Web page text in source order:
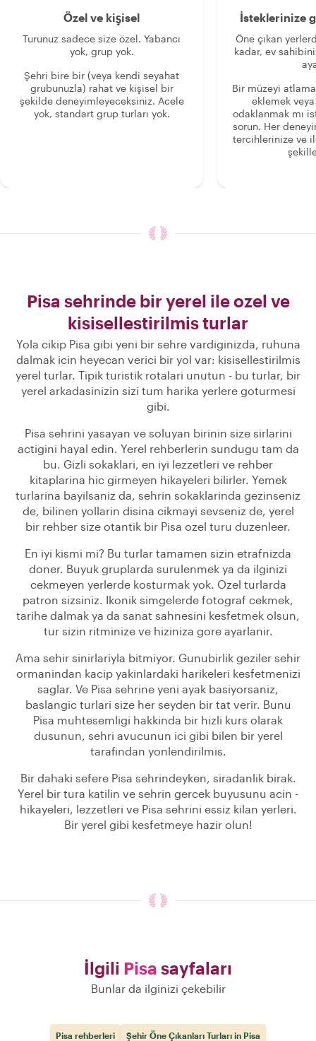
Özel ve kişisel
Turunuz sadece size özel. Yabancı
yok, grup yok.
Şehri bire bir (veya kendi seyahat
grubunuzla) rahat ve kişisel bir
şekilde deneyimleyeceksiniz. Acele
yok, standart grup turları yok.
İsteklerinize
Öne çıkan
kadar, ev
Bir müzeyi
eklemek
odaklanmak mı
sorun. Her
tercihlerinize ve
Pisa sehrinde bir yerel ile ozel ve
kisisellestirilmis turlar
Yola cikip Pisa gibi yeni bir sehre vardiginizda, ruhuna
dalmak icin heyecan verici bir yol var: kisisellestirilmis
yerel turlar. Tipik turistik rotalari unutun - bu turlar, bir
yerel arkadasinizin sizi tum harika yerlere goturmesi
gibi.
Pisa sehrini yasayan ve soluyan birinin size sirlarini
actigini hayal edin. Yerel rehberlerin sundugu tam da
bu. Gizli sokaklari, en iyi lezzetleri ve rehber
kitaplarina hic girmeyen hikayeleri bilirler. Yemek
turlarina bayilsaniz da, sehrin sokaklarinda gezinseniz
de, bilinen yollarin disina cikmayi sevseniz de, yerel
bir rehber size otantik bir Pisa ozel turu duzenleer.
En iyi kismi mi? Bu turlar tamamen sizin etrafnizda
doner. Buyuk gruplarda surulenmek ya da ilginizi
cekmeyen yerlerde kosturmak yok. Ozel turlarda
patron sizsiniz. Ikonik simgelerde fotograf cekmek,
tarihe dalmak ya da sanat sahnesini kesfetmek olsun,
tur sizin ritminize ve hiziniza gore ayarlanir.
Ama sehir sinirlariyla bitmiyor. Gunubirlik geziler sehir
ormanindan kacip yakinlardaki harikeleri kesfetmenizi
saglar. Ve Pisa sehrine yeni ayak basiyorsaniz,
baslangic turlari size her seyden bir tat verir. Bunu
Pisa muhtesemligi hakkinda bir hizli kurs olarak
dusunun, sehri avucunun ici gibi bilen bir yerel
tarafindan yonlendirilmis.
Bir dahaki sefere Pisa sehrindeyken, siradanlik birak.
Yerel bir tura katilin ve sehrin gercek buyusunu acin -
hikayeleri, lezzetleri ve Pisa sehrini essiz kilan yerleri.
Bir yerel gibi kesfetmeye hazir olun!
İlgili Pisa sayfaları
Bunlar da ilginizi çekebilir
Pisa rehberleri Şehir Öne Çıkanları Turları in Pisa